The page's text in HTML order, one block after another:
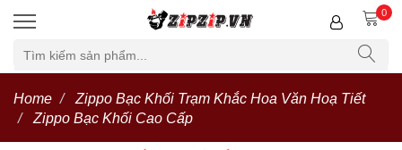
0
Home
Zippo Bạc Khối Trạm Khắc Hoa Văn Hoạ Tiết
Zippo Bạc Khối Cao Cấp